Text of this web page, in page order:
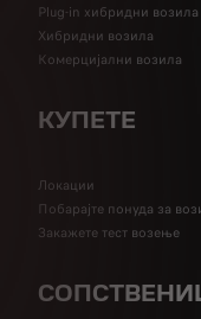
Plug-in хибридни возила
Хибридни возила
Комерцијални возила
КУПЕТЕ
Локации
Побарајте понуда за
Закажете тест возење